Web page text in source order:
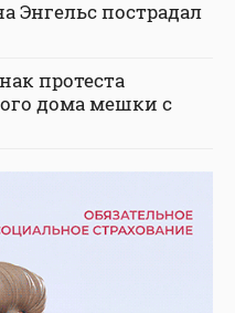
Энгельс пострадал
протеста
дома мешки с